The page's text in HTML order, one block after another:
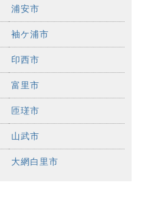
浦安市
袖ケ浦市
印西市
富里市
匝瑳市
山武市
大網白里市